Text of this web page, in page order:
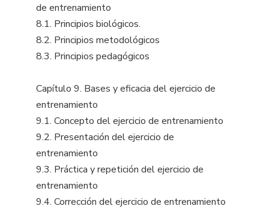
de entrenamiento
8.1. Principios biológicos.
8.2. Principios metodológicos
8.3. Principios pedagógicos
Capítulo 9. Bases y eficacia del ejercicio de
entrenamiento
9.1. Concepto del ejercicio de entrenamiento
9.2. Presentación del ejercicio de
entrenamiento
9.3. Práctica y repetición del ejercicio de
entrenamiento
9.4. Corrección del ejercicio de entrenamiento